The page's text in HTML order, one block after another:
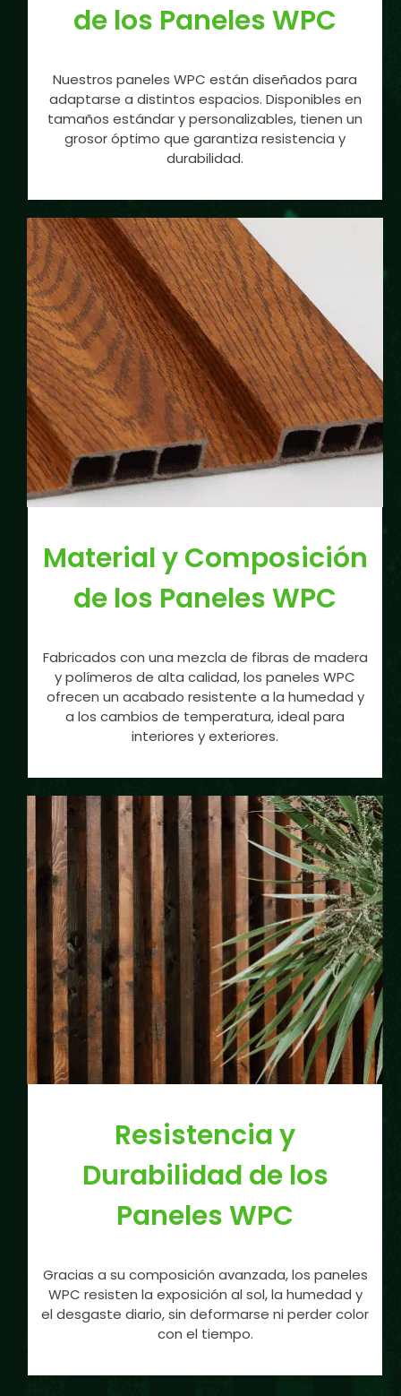
de los Paneles WPC
Nuestros paneles WPC están diseñados para
adaptarse a distintos espacios. Disponibles en
tamaños estándar y personalizables, tienen un
grosor óptimo que garantiza resistencia y
durabilidad.
Material y Composición
de los Paneles WPC
Fabricados con una mezcla de fibras de madera
y polímeros de alta calidad, los paneles WPC
ofrecen un acabado resistente a la humedad y
a los cambios de temperatura, ideal para
interiores y exteriores.
Resistencia y
Durabilidad de los
Paneles WPC
Gracias a su composición avanzada, los paneles
WPC resisten la exposición al sol, la humedad y
el desgaste diario, sin deformarse ni perder color
con el tiempo.